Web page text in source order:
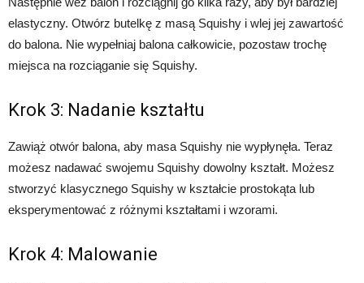
elastyczny. Otwórz butelkę z masą Squishy i wlej jej zawartość
do balona. Nie wypełniaj balona całkowicie, pozostaw trochę
miejsca na rozciąganie się Squishy.
Krok 3: Nadanie kształtu
Zawiąż otwór balona, aby masa Squishy nie wypłynęła. Teraz
możesz nadawać swojemu Squishy dowolny kształt. Możesz
stworzyć klasycznego Squishy w kształcie prostokąta lub
eksperymentować z różnymi kształtami i wzorami.
Krok 4: Malowanie